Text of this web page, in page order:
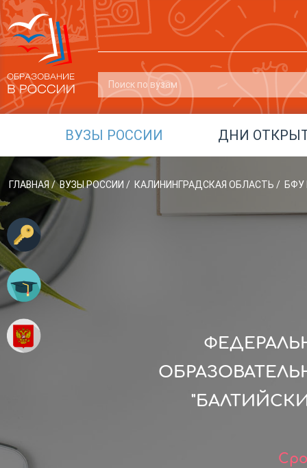
ВУЗЫ РОССИИ ДНИ
ГЛАВНАЯ / ВУЗЫ РОССИИ / КАЛИНИНГРАДСКАЯ ОБЛАСТЬ / БФУ